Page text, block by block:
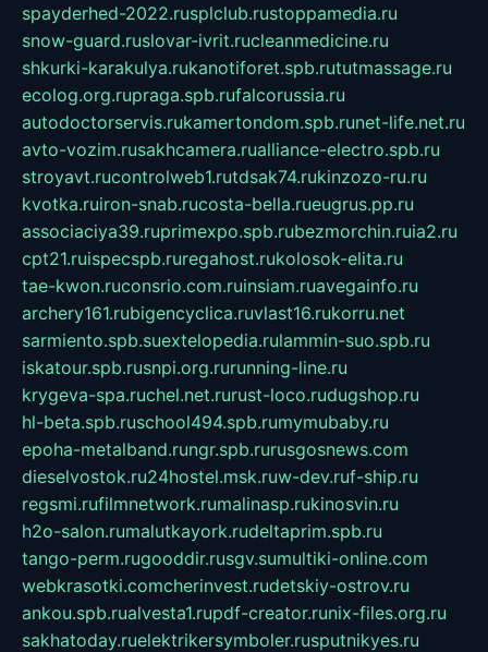
spayderhed-2022.rusplclub.rustoppamedia.ru
snow-guard.ruslovar-ivrit.rucleanmedicine.ru
shkurki-karakulya.rukanotiforet.spb.rututmassage.ru
ecolog.org.rupraga.spb.rufalcorussia.ru
autodoctorservis.rukamertondom.spb.runet-life.net.ru
avto-vozim.rusakhcamera.rualliance-electro.spb.ru
stroyavt.rucontrolweb1.rutdsak74.rukinzozo-ru.ru
kvotka.ruiron-snab.rucosta-bella.rueugrus.pp.ru
associaciya39.ruprimexpo.spb.rubezmorchin.ruia2.ru
cpt21.ruispecspb.ruregahost.rukolosok-elita.ru
tae-kwon.ruconsrio.com.ruinsiam.ruavegainfo.ru
archery161.rubigencyclica.ruvlast16.rukorru.net
sarmiento.spb.suextelopedia.rulammin-suo.spb.ru
iskatour.spb.rusnpi.org.rurunning-line.ru
krygeva-spa.ruchel.net.rurust-loco.rudugshop.ru
hl-beta.spb.ruschool494.spb.rumymubaby.ru
epoha-metalband.rungr.spb.rurusgosnews.com
dieselvostok.ru24hostel.msk.ruw-dev.ruf-ship.ru
regsmi.rufilmnetwork.rumalinasp.rukinosvin.ru
h2o-salon.rumalutkayork.rudeltaprim.spb.ru
tango-perm.rugooddir.rusgv.sumultiki-online.com
webkrasotki.comcherinvest.rudetskiy-ostrov.ru
ankou.spb.rualvesta1.rupdf-creator.runix-files.org.ru
sakhatoday.ruelektrikersymboler.rusputnikyes.ru